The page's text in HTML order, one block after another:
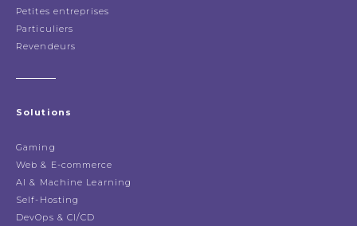
Petites entreprises
Particuliers
Revendeurs
Solutions
Gaming
Web & E-commerce
AI & Machine Learning
Self-Hosting
DevOps & CI/CD